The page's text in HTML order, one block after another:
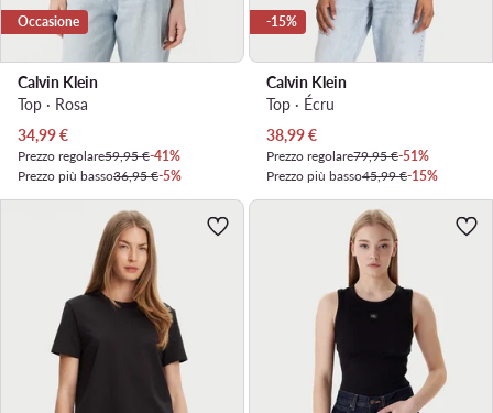
Occasione
Calvin Klein
Top · Rosa
Prezzo attuale
34,99€
Prezzo regolare59,95 €-41%
Prezzo più basso36,95 €-5%
-15%
Calvin Klein
Top · Écru
Prezzo attuale
38,99€
Prezzo regolare79,95 €-51%
Prezzo più basso45,99 €-15%